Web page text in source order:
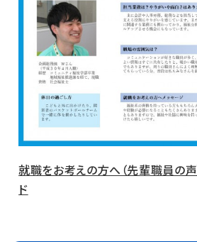
就職をお考えの方へ（先輩職員の
ド